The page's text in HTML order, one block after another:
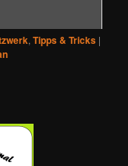
,Tipps & Tricks |